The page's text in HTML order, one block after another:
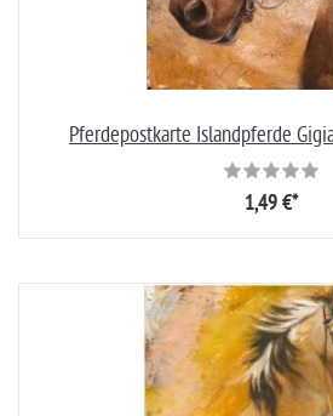
Pferdepostkarte Islandpferde
1,49 €*